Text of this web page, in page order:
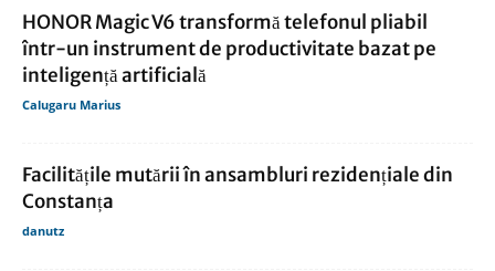
HONOR Magic V6 transformă telefonul pliabil
într-un instrument de productivitate bazat pe
inteligență artificială
Calugaru Marius
Facilitățile mutării în ansambluri rezidențiale din
Constanța
danutz